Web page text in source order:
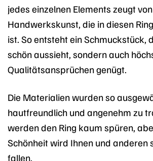
jedes einzelnen Elements zeugt
Handwerkskunst, die in diesen
ist. So entsteht ein Schmuckstück,
schön aussieht, sondern auch
Qualitätsansprüchen genügt.
Die Materialien wurden so
hautfreundlich und angenehm zu
werden den Ring kaum spüren,
Schönheit wird Ihnen und anderen
fallen.